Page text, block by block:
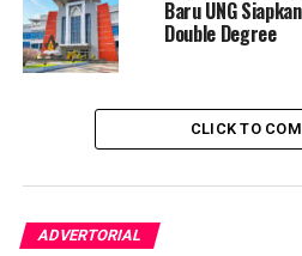
Baru UNG
Double Degree
CLICK TO
ADVERTORIAL